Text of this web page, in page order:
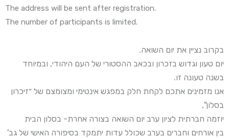
The address will be sent after registration.
The number of participants is limited.
בקרוב נציין את יום השואה.
יום טעון וגדוש בזכרון ובכאב ההסטורי של העם היהודי, ובמיוחד
בשנה טעונה זו.
אנו מזמינים אתכם לקחת חלק במפגש אינטימי ומצומצם של ״זיכרון
בסלון",
יוזמה חברתית לציון ערב יום השואה בצורה אחרת- בסלון הבית
בין אורחים וחברים בערב שכולל עדות יתמקד בסיפורה האישי של גב'